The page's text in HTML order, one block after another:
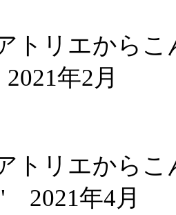
リエからこ
年2月
リエからこ
2021年4月